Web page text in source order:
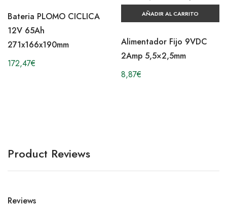
Bateria PLOMO CICLICA
12V 65Ah
271x166x190mm
172,47€
AÑADIR AL CARRITO
Alimentador Fijo 9VDC
2Amp 5,5×2,5mm
8,87€
Product Reviews
Reviews